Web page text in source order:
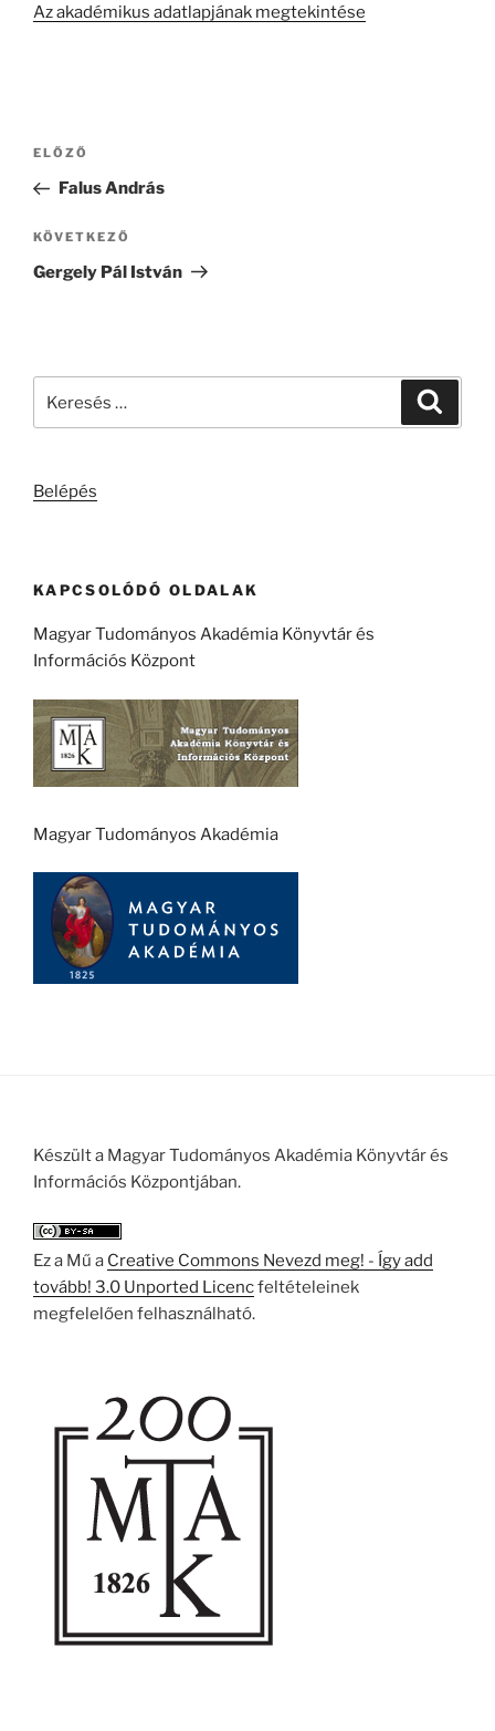
Az akadémikus adatlapjának megtekintése
Bejegyzés
Korábbi
bejegyzés
ELŐZŐ
Falus András
Következő
bejegyzés
KÖVETKEZŐ
Gergely Pál István
Belépés
KAPCSOLÓDÓ OLDALAK
Magyar Tudományos Akadémia Könyvtár és
Információs Központ
Magyar Tudományos Akadémia
Készült a Magyar Tudományos Akadémia Könyvtár és
Információs Központjában.
Ez a Mű a Creative Commons Nevezd meg! - Így add
tovább! 3.0 Unported Licencfeltételeinek
megfelelően felhasználható.